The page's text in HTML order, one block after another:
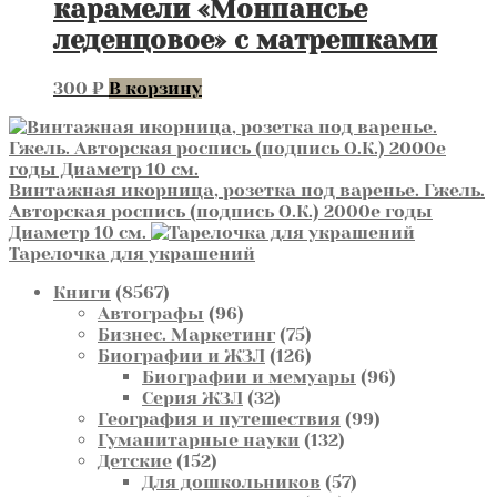
карамели «Монпансье
леденцовое» с матрешками
300 ₽ В корзину
Винтажная икорница, розетка под варенье. Гжель.
Авторская роспись (подпись О.К.) 2000е годы
Диаметр 10 см.
Тарелочка для украшений
Книги 85678567
товаров
Автографы 9696
товаров
Бизнес. Маркетинг 7575
товаров
Биографии и ЖЗЛ 126126
товаров
Биографии и мемуары 9696
Серия ЖЗЛ 3232
товара
География и путешествия 9999
Гуманитарные науки 132132
Детские 152152
товара
Для дошкольников 5757